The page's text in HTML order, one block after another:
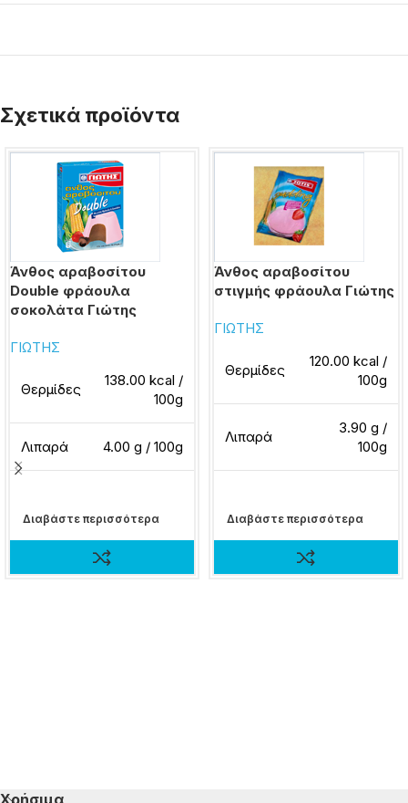
Σχετικά προϊόντα
Άνθος αραβοσίτου
Double φράουλα
σοκολάτα Γιώτης
ΓΙΩΤΗΣ
Θερμίδες
138.00 kcal /
100g
Λιπαρά 4.00 g / 100g
Διαβάστε περισσότερα
Άνθος αραβοσίτου
στιγμής φράουλα Γιώτης
ΓΙΩΤΗΣ
Θερμίδες
120.00 kcal /
100g
Λιπαρά
3.90 g /
100g
Διαβάστε περισσότερα
Χρήσιμα